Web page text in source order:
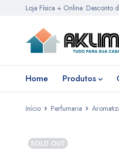
Loja Física + Online: Desconto
Home Produtos
Início Perfumaria
SOLD OUT